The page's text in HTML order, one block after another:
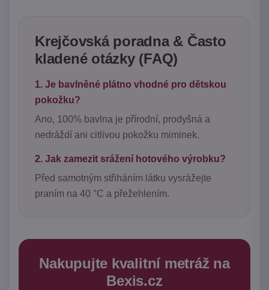
Krejčovská poradna & Často
kladené otázky (FAQ)
1. Je bavlněné plátno vhodné pro dětskou
pokožku?
Ano, 100% bavlna je přírodní, prodyšná a
nedráždí ani citlivou pokožku miminek.
2. Jak zamezit srážení hotového výrobku?
Před samotným střiháním látku vysrážejte
praním na 40 °C a přežehlením.
Nakupujte kvalitní metráž na
Bexis.cz